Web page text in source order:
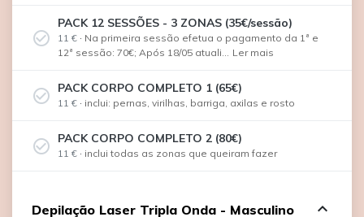
check_circle_outline
PACK 12 SESSÕES - 3 ZONAS (35€/sessão)
11 € · Na primeira sessão efetua o pagamento da 1ª e
12ª sessão: 70€; Após 18/05 atuali... Ler mais
check_circle_outline PACK CORPO COMPLETO 1 (65€)
11 € · inclui: pernas, virilhas, barriga, axilas e rosto
check_circle_outline PACK CORPO COMPLETO 2 (80€)
11 € · inclui todas as zonas que queiram fazer
Depilação Laser Tripla Onda - Masculino expand_less